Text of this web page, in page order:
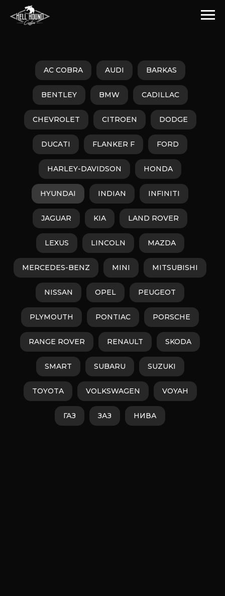
AC COBRA AUDI BARKAS
BENTLEY BMW CADILLAC
CHEVROLET CITROEN DODGE
DUCATI FLANKER F FORD
HARLEY-DAVIDSON HONDA
HYUNDAI INDIAN INFINITI
JAGUAR KIA LAND ROVER
LEXUS LINCOLN MAZDA
MERCEDES-BENZ MINI MITSUBISHI
NISSAN OPEL PEUGEOT
PLYMOUTH PONTIAC PORSCHE
RANGE ROVER RENAULT SKODA
SMART SUBARU SUZUKI
TOYOTA VOLKSWAGEN VOYAH
ГАЗ ЗАЗ НИВА